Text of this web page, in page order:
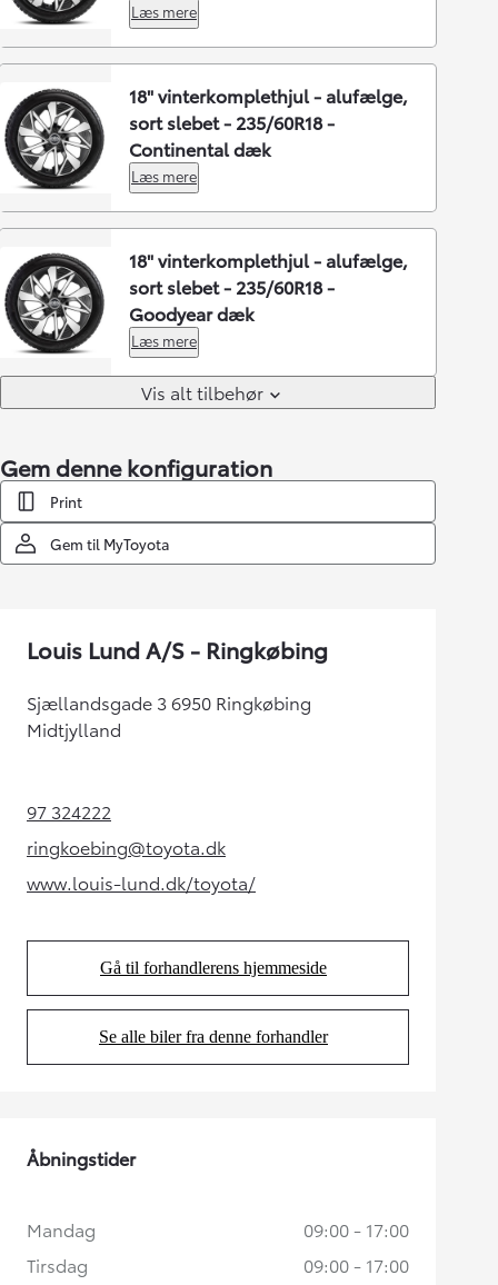
Læs mere
18" vinterkomplethjul - alufælge,
sort slebet - 235/60R18 -
Continental dæk
Læs mere
18" vinterkomplethjul - alufælge,
sort slebet - 235/60R18 -
Goodyear dæk
Læs mere
Vis alt tilbehør
Gem denne konfiguration
Print
Gem til MyToyota
Louis Lund A/S - Ringkøbing
Sjællandsgade 3 6950 Ringkøbing
Midtjylland
97 324222(Opens in new tab)
ringkoebing@toyota.dk
(Opens in new tab)
www.louis-lund.dk/toyota/
(Opens in new tab)
Gå til forhandlerens hjemmeside
(Opens in new tab)
Se alle biler fra denne forhandler
(Opens in new tab)
Åbningstider
Mandag
09:00 - 17:00
Tirsdag
09:00 - 17:00